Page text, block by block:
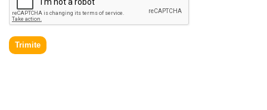
Trimite